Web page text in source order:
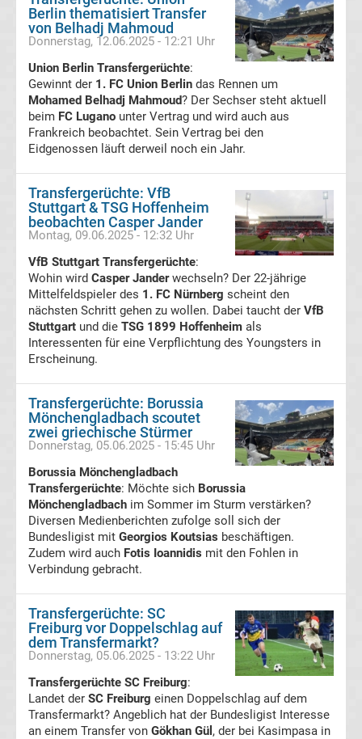
Liga
DFB-
Pokal
Ergebnisse
Champions
Tabelle
Champions
Ergebnisse
Europa
League
Tabelle
Europa
League
Ergebnisse
Conference
League
Berlin thematisiert Transfer
von Belhadj Mahmoud
Donnerstag, 12.06.2025 - 12:21 Uhr
Union Berlin Transfergerüchte:
Gewinnt der 1. FC Union Berlin das Rennen um
Mohamed Belhadj Mahmoud? Der Sechser steht aktuell
beim FC Lugano unter Vertrag und wird auch aus
Frankreich beobachtet. Sein Vertrag bei den
Eidgenossen läuft derweil noch ein Jahr.
Transfergerüchte: VfB
Stuttgart & TSG Hoffenheim
beobachten Casper Jander
Montag, 09.06.2025 - 12:32 Uhr
VfB Stuttgart Transfergerüchte:
Wohin wird Casper Janderwechseln? Der 22-jährige
Mittelfeldspieler des 1. FC Nürnberg scheint den
nächsten Schritt gehen zu wollen. Dabei taucht der VfB
Stuttgart und die TSG 1899 Hoffenheim als
Interessenten für eine Verpflichtung des Youngsters in
Erscheinung.
Transfergerüchte: Borussia
Mönchengladbach scoutet
zwei griechische Stürmer
Donnerstag, 05.06.2025 - 15:45 Uhr
Borussia Mönchengladbach
Transfergerüchte: Möchte sich Borussia
Mönchengladbach im Sommer im Sturm verstärken?
Diversen Medienberichten zufolge soll sich der
Bundesligist mit Georgios Koutsias beschäftigen.
Zudem wird auch Fotis Ioannidis mit den Fohlen in
Verbindung gebracht.
Transfergerüchte: SC
Freiburg vor Doppelschlag auf
dem Transfermarkt?
Donnerstag, 05.06.2025 - 13:22 Uhr
Transfergerüchte SC Freiburg:
Landet der SC Freiburg einen Doppelschlag auf dem
Transfermarkt? Angeblich hat der Bundesligist Interesse
an einem Transfer von Gökhan Gül , der bei Kasimpasa in